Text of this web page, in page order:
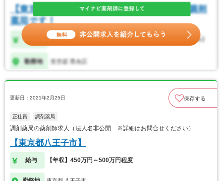
更新日：2021年2月25日 保存する
正社員 調剤薬局
調剤薬局の薬剤師求人（法人名非公開 ※詳細はお問合せください）
【東京都八王子市】
給与 【年収】450万円～500万円程度